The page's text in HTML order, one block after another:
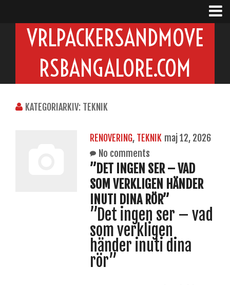
VRLPACKERSANDMOVE
RSBANGALORE.COM
KATEGORIARKIV: TEKNIK
RENOVERING, TEKNIK maj 12, 2026
No comments
”DET INGEN SER – VAD
SOM VERKLIGEN HÄNDER
INUTI DINA RÖR”
”Det ingen ser – vad
som verkligen
händer inuti dina
rör”